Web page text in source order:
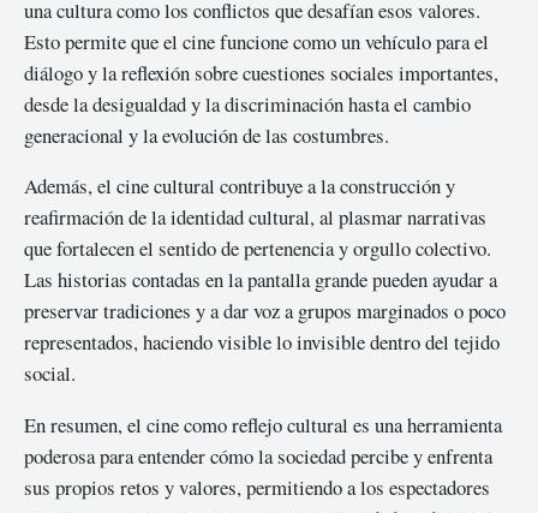
una cultura como los conflictos que desafían esos valores.
Esto permite que el cine funcione como un vehículo para el
diálogo y la reflexión sobre cuestiones sociales importantes,
desde la desigualdad y la discriminación hasta el cambio
generacional y la evolución de las costumbres.
Además, el cine cultural contribuye a la construcción y
reafirmación de la identidad cultural, al plasmar narrativas
que fortalecen el sentido de pertenencia y orgullo colectivo.
Las historias contadas en la pantalla grande pueden ayudar a
preservar tradiciones y a dar voz a grupos marginados o poco
representados, haciendo visible lo invisible dentro del tejido
social.
En resumen, el cine como reflejo cultural es una herramienta
poderosa para entender cómo la sociedad percibe y enfrenta
sus propios retos y valores, permitiendo a los espectadores